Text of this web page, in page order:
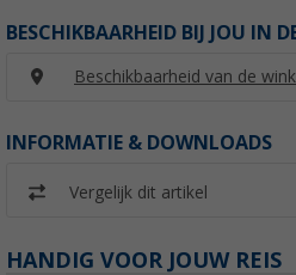
BESCHIKBAARHEID BIJ JOU IN
Beschikbaarheid van de
INFORMATIE & DOWNLOADS
Vergelijk dit artikel
HANDIG VOOR JOUW REIS